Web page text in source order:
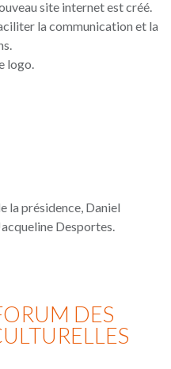
site internet est créé.
la communication et la
logo.
la présidence, Daniel
Desportes.
DES